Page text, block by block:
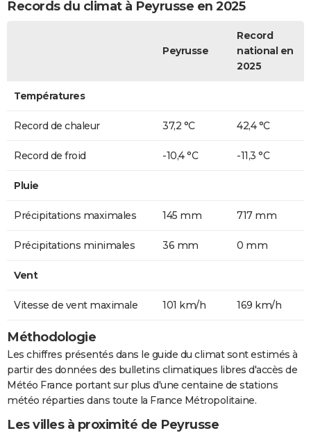
Records du climat à Peyrusse en 2025
Peyrusse
Record
national en
2025
Températures
Record de chaleur 37,2 °C 42,4 °C
Record de froid -10,4 °C -11,3 °C
Pluie
Précipitations maximales 145 mm 717 mm
Précipitations minimales 36 mm 0 mm
Vent
Vitesse de vent maximale 101 km/h 169 km/h
Méthodologie
Les chiffres présentés dans le guide du climat sont estimés à
partir des données des bulletins climatiques libres d'accès de
Météo France portant sur plus d'une centaine de stations
météo réparties dans toute la France Métropolitaine.
Les villes à proximité de Peyrusse